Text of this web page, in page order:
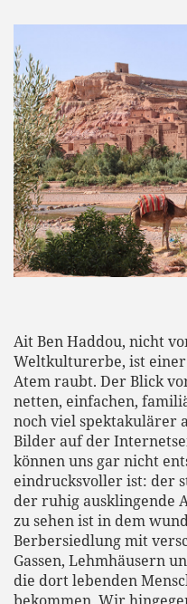
Ait Ben Haddou, nicht
Weltkulturerbe, ist
Atem raubt. Der Blick
netten, einfachen,
noch viel spektakulärer
Bilder auf der
können uns gar nicht
eindrucksvoller ist: der
der ruhig ausklingende
zu sehen ist in dem
Berbersiedlung mit
Gassen, Lehmhäusern
die dort lebenden